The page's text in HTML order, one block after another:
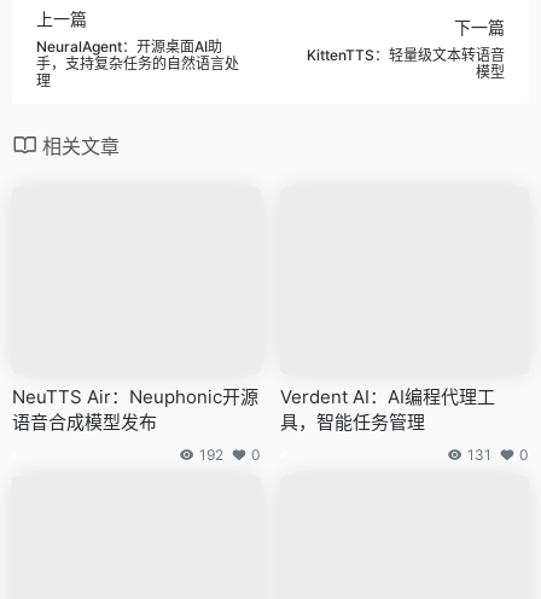
上一篇
NeuralAgent：开源桌面AI助
手，支持复杂任务的自然语言处
理
下一篇
KittenTTS：轻量级文本转语音
模型
相关文章
NeuTTS Air：Neuphonic开源
语音合成模型发布
192 0
Verdent AI：AI编程代理工
具，智能任务管理
131 0